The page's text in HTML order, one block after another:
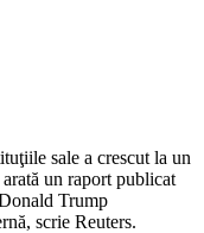
sale a crescut la un
un raport publicat
Trump
scrie Reuters.